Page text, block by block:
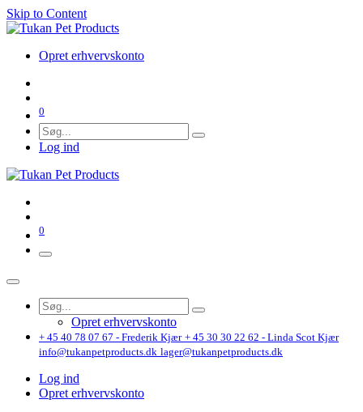
Skip to Content
Opret erhvervskonto
0
Log ind
0
Opret erhvervskonto
+ 45 40 78 07 67 - Frederik Kjær + 45 30 30 22 62 - Linda Scot Kjær
info@tukanpetproducts.dk lager@tukanpetproducts.dk
Log ind
Opret erhvervskonto